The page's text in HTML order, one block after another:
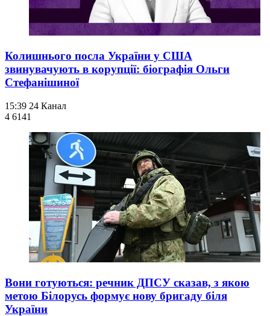
Колишнього посла України у США
звинувачують в корупції: біографія Ольги
Стефанішиної
15:39 24 Канал
4 6141
Вони готуються: речник ДПСУ сказав, з якою
метою Білорусь формує нову бригаду біля
України